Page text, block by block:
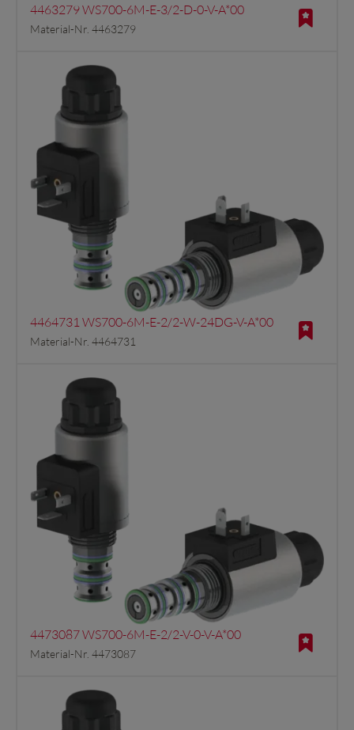
4463279 WS700-6M-E-3/2-D-0-V-A*00
Material-Nr. 4463279
4464731 WS700-6M-E-2/2-W-24DG-V-A*00
Material-Nr. 4464731
4473087 WS700-6M-E-2/2-V-0-V-A*00
Material-Nr. 4473087